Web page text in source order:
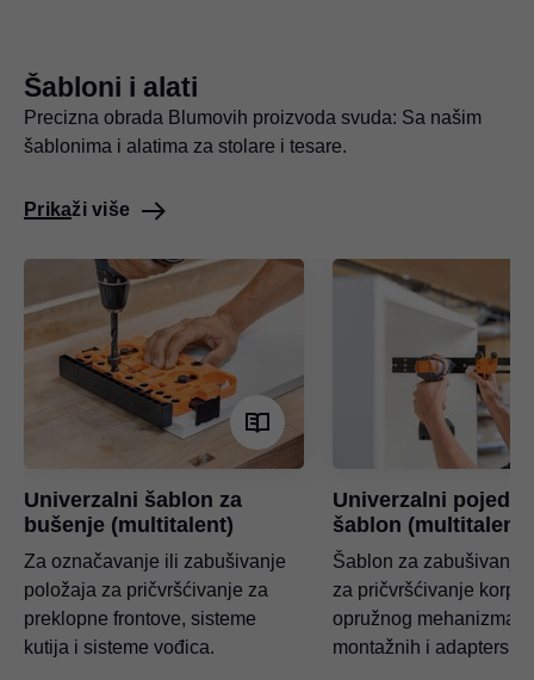
Šabloni i alati
Precizna obrada Blumovih proizvoda svuda: Sa našim
šablonima i alatima za stolare i tesare.
Prikaži više
Univerzalni šablon za
bušenje (multitalent)
Za označavanje ili zabušivanje
položaja za pričvršćivanje za
preklopne frontove, sisteme
kutija i sisteme vođica.
Univerzalni
šablon (multitalent)
Šablon za zabušivanje
za pričvršćivanje
opružnog mehanizma,
montažnih i